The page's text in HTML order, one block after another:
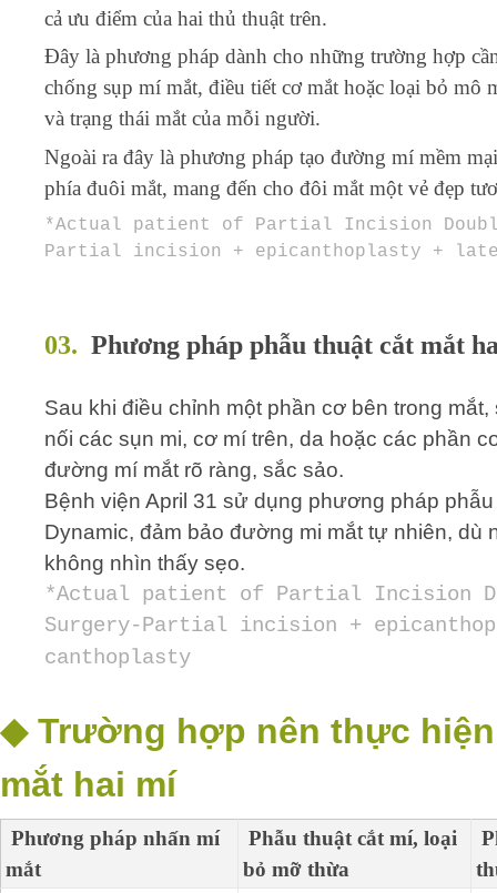
cả ưu điểm của hai thủ thuật trên.
Đây là phương pháp dành cho những trường hợp
chống sụp mí mắt, điều tiết cơ mắt hoặc loại bỏ mô
và trạng thái mắt của mỗi người.
Ngoài ra đây là phương pháp tạo đường mí mềm
phía đuôi mắt, mang đến cho đôi mắt một vẻ đẹp
*Actual patient of Partial Incision
Partial incision + epicanthoplasty +
03. Phương pháp phẫu thuật cắt mắt
Sau khi điều chỉnh một phần cơ bên trong
nối các sụn mi, cơ mí trên, da hoặc các phần
đường mí mắt rõ ràng, sắc sảo.
Bệnh viện April 31 sử dụng phương pháp
Dynamic, đảm bảo đường mi mắt tự nhiên, dù
không nhìn thấy sẹo.
*Actual patient of Partial Incision
Surgery-Partial incision +
canthoplasty
◆ Trường hợp nên thực
mắt hai mí
Phương pháp nhấn mí
mắt
Phẫu thuật cắt mí, loại
bỏ mỡ thừa